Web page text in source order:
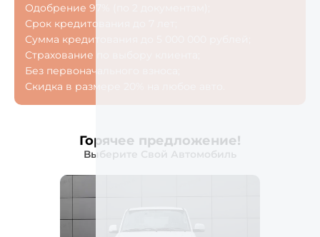
Одобрение 97% (по 2 документам);
Срок кредитования до 7 лет;
Сумма кредитования до 5 000 000 рублей;
Страхование по выбору клиента;
Без первоначального взноса;
Скидка в размере 20% на любое авто.
Горячее предложение!
Выберите Свой Автомобиль